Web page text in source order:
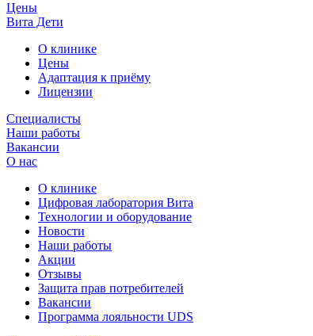
Цены
Вита Дети
О клинике
Цены
Адаптация к приёму
Лицензии
Специалисты
Наши работы
Вакансии
О нас
О клинике
Цифровая лаборатория Вита
Технологии и оборудование
Новости
Наши работы
Акции
Отзывы
Защита прав потребителей
Вакансии
Программа лояльности UDS